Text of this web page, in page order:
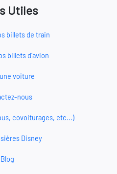
Utiles
billets de train
billets d'avion
voiture
nous
covoiturages, etc...)
Disney
Blog